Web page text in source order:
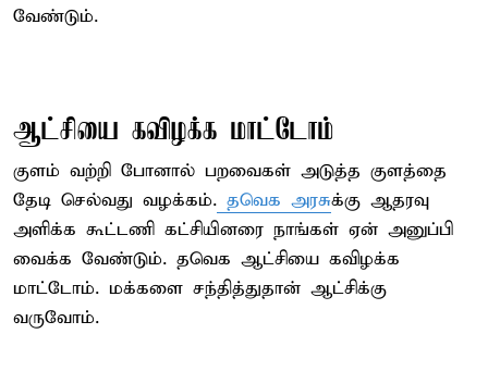
வேண்டும்.
ஆட்சியை கவிழக்க மாட்டோம்
குளம் வற்றி போனால் பறவைகள் அடுத்த குளத்தை
தேடி செல்வது வழக்கம். தவெக அரசுக்கு ஆதரவு
அளிக்க கூட்டணி கட்சியினரை நாங்கள் ஏன் அனுப்பி
வைக்க வேண்டும். தவெக ஆட்சியை கவிழக்க
மாட்டோம். மக்களை சந்தித்துதான் ஆட்சிக்கு
வருவோம்.